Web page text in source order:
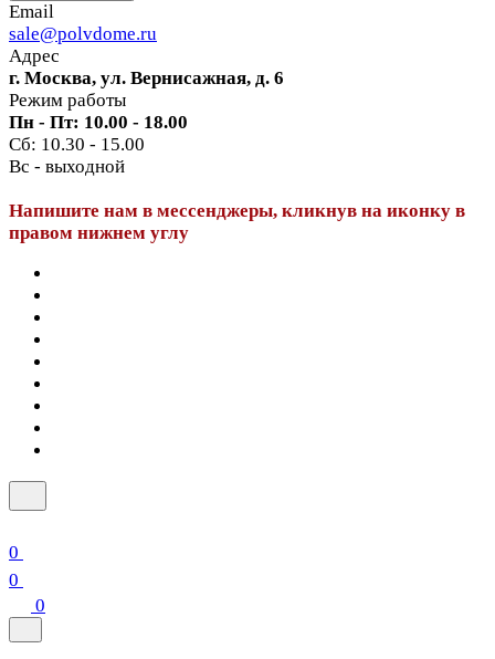
Email
sale@polvdome.ru
Адрес
г. Москва, ул. Вернисажная, д. 6
Режим работы
Пн - Пт: 10.00 - 18.00
Сб: 10.30 - 15.00
Вс - выходной
Напишите нам в мессенджеры, кликнув на иконку в
правом нижнем углу
0
0
0